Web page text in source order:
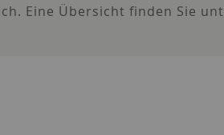
Eine Übersicht finden Sie